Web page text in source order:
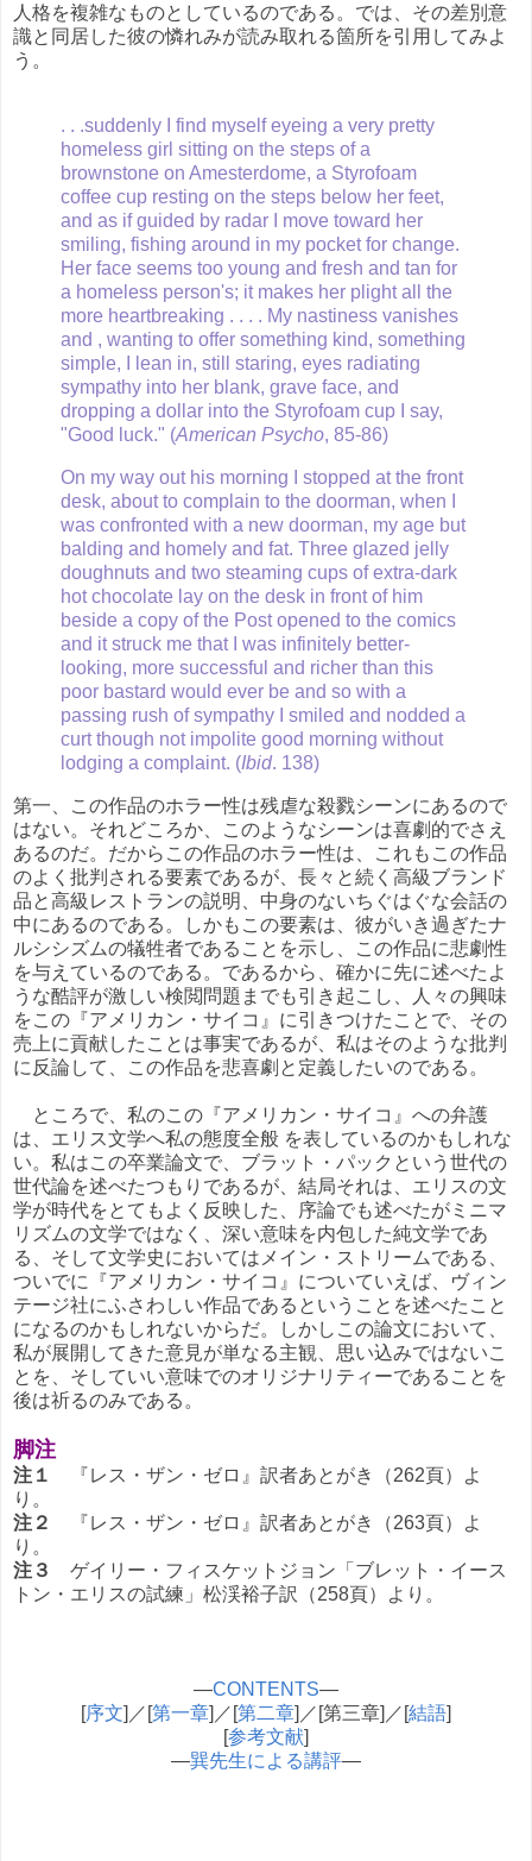
人格を複雑なものとしているのである。では、その差別意
識と同居した彼の憐れみが読み取れる箇所を引用してみよ
う。
. . .suddenly I find myself eyeing a very pretty
homeless girl sitting on the steps of a
brownstone on Amesterdome, a Styrofoam
coffee cup resting on the steps below her feet,
and as if guided by radar I move toward her
smiling, fishing around in my pocket for change.
Her face seems too young and fresh and tan for
a homeless person's; it makes her plight all the
more heartbreaking . . . . My nastiness vanishes
and , wanting to offer something kind, something
simple, I lean in, still staring, eyes radiating
sympathy into her blank, grave face, and
dropping a dollar into the Styrofoam cup I say,
"Good luck." (American Psycho, 85-86)
On my way out his morning I stopped at the front
desk, about to complain to the doorman, when I
was confronted with a new doorman, my age but
balding and homely and fat. Three glazed jelly
doughnuts and two steaming cups of extra-dark
hot chocolate lay on the desk in front of him
beside a copy of the Post opened to the comics
and it struck me that I was infinitely better-
looking, more successful and richer than this
poor bastard would ever be and so with a
passing rush of sympathy I smiled and nodded a
curt though not impolite good morning without
lodging a complaint. (Ibid. 138)
第一、この作品のホラー性は残虐な殺戮シーンにあるので
はない。それどころか、このようなシーンは喜劇的でさえ
あるのだ。だからこの作品のホラー性は、これもこの作品
のよく批判される要素であるが、長々と続く高級ブランド
品と高級レストランの説明、中身のないちぐはぐな会話の
中にあるのである。しかもこの要素は、彼がいき過ぎたナ
ルシシズムの犠牲者であることを示し、この作品に悲劇性
を与えているのである。であるから、確かに先に述べたよ
うな酷評が激しい検閲問題までも引き起こし、人々の興味
をこの『アメリカン・サイコ』に引きつけたことで、その
売上に貢献したことは事実であるが、私はそのような批判
に反論して、この作品を悲喜劇と定義したいのである。
ところで、私のこの『アメリカン・サイコ』への弁護
は、エリス文学へ私の態度全般 を表しているのかもしれな
い。私はこの卒業論文で、ブラット・パックという世代の
世代論を述べたつもりであるが、結局それは、エリスの文
学が時代をとてもよく反映した、序論でも述べたがミニマ
リズムの文学ではなく、深い意味を内包した純文学であ
る、そして文学史においてはメイン・ストリームである、
ついでに『アメリカン・サイコ』についていえば、ヴィン
テージ社にふさわしい作品であるということを述べたこと
になるのかもしれないからだ。しかしこの論文において、
私が展開してきた意見が単なる主観、思い込みではないこ
とを、そしていい意味でのオリジナリティーであることを
後は祈るのみである。
脚注
注１
『レス・ザン・ゼロ』訳者あとがき（262頁）よ
り。
注２
『レス・ザン・ゼロ』訳者あとがき（263頁）よ
り。
注３
ゲイリー・フィスケットジョン「ブレット・イース
トン・エリスの試練」松渓裕子訳（258頁）より。
―CONTENTS―
[序文]／[第一章]／[第二章]／[第三章]／[結語]
[参考文献]
―巽先生による講評―